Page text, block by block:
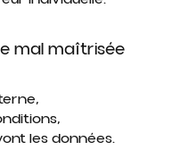
mal maîtrisée
les données.